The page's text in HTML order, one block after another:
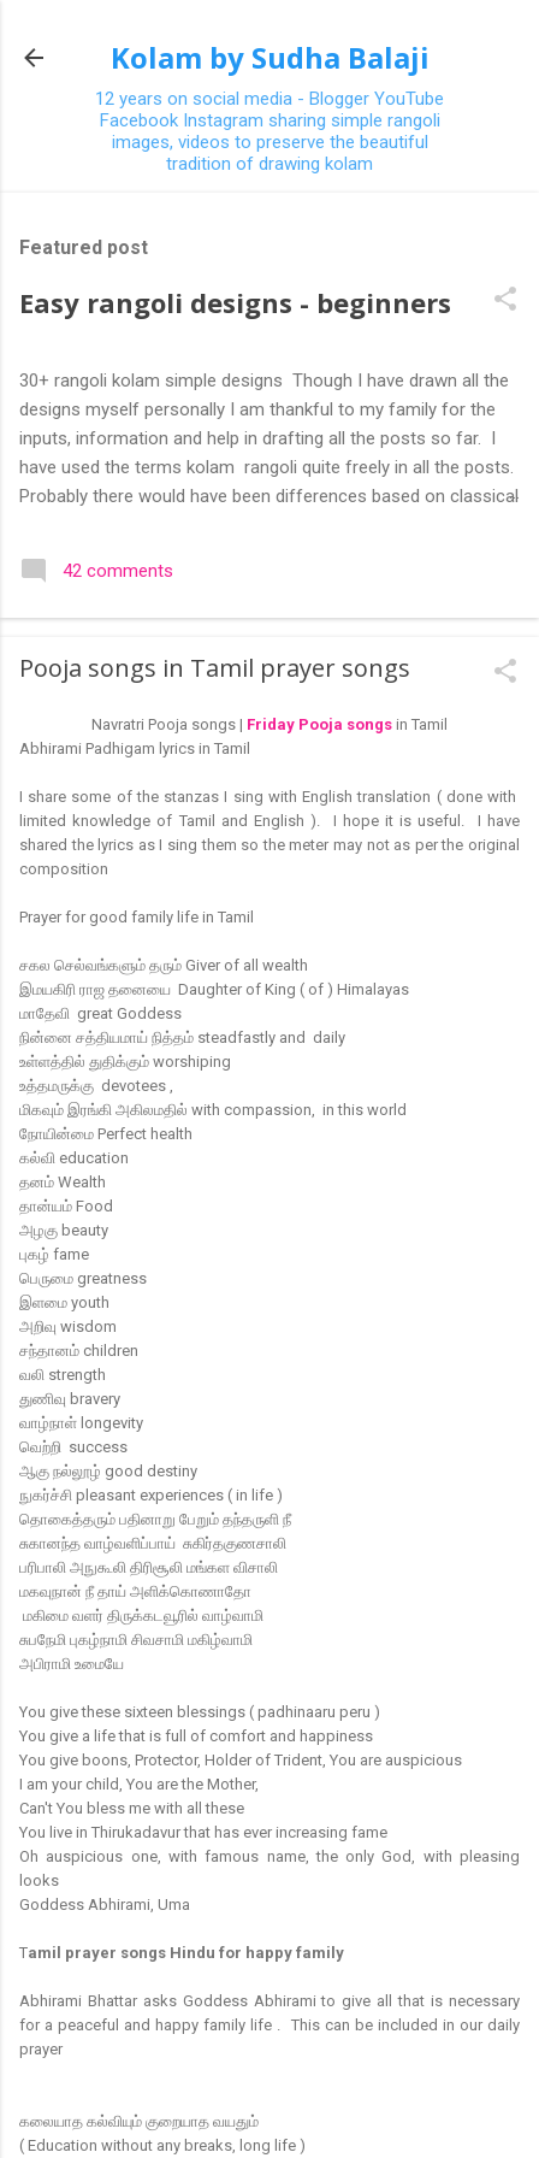
Kolam by Sudha Balaji
12 years on social media - Blogger YouTube
Facebook Instagram sharing simple rangoli
images, videos to preserve the beautiful
tradition of drawing kolam
Featured post
Easy rangoli designs - beginners
30+ rangoli kolam simple designs Though I have drawn all the
designs myself personally I am thankful to my family for the
inputs, information and help in drafting all the posts so far. I
have used the terms kolam rangoli quite freely in all the posts.
Probably there would have been differences based on classical
colourful like rangolis both in the free hand and dots type I find
that even the terms rangoli kolam and kolam rangoli are used
challenging and can be intricate. Rangoli is muggulu in Telugu
simple muggulu for beginners. This post may have answers
kutty rangoli /kolam designs The rangoli in the image below is
one of the basic designs that can be used for learning. Form
a star w...
42 comments
Pooja songs in Tamil prayer songs
Navratri Pooja songs | Friday Pooja songs in Tamil
Abhirami Padhigam lyrics in Tamil
I share some of the stanzas I sing with English translation ( done with
limited knowledge of Tamil and English ). I hope it is useful. I have
shared the lyrics as I sing them so the meter may not as per the original
composition
Prayer for good family life in Tamil
சகல செல்வங்களும் தரும் Giver of all wealth
இமயகிரி ராஜ தனையை Daughter of King ( of ) Himalayas
மாதேவி great Goddess
நின்னை சத்தியமாய் நித்தம் steadfastly and daily
உள்ளத்தில் துதிக்கும் worshiping
உத்தமருக்கு devotees ,
மிகவும் இரங்கி அகிலமதில் with compassion, in this world
நோயின்மை Perfect health
கல்வி education
தனம் Wealth
தான்யம் Food
அழகு beauty
புகழ் fame
பெருமை greatness
இளமை youth
அறிவு wisdom
சந்தானம் children
வலி strength
துணிவு bravery
வாழ்நாள் longevity
வெற்றி success
ஆகு நல்லூழ் good destiny
நுகர்ச்சி pleasant experiences ( in life )
தொகைத்தரும் பதினாறு பேறும் தந்தருளி நீ
சுகானந்த வாழ்வளிப்பாய் சுகிர்தகுணசாலி
பரிபாலி அநுகூலி திரிசூலி மங்கள விசாலி
மகவுநான் நீ தாய் அளிக்கொணாதோ
மகிமை வளர் திருக்கடவூரில் வாழ்வாமி
சுபநேமி புகழ்நாமி சிவசாமி மகிழ்வாமி
அபிராமி உமையே
You give these sixteen blessings ( padhinaaru peru )
You give a life that is full of comfort and happiness
You give boons, Protector, Holder of Trident, You are auspicious
I am your child, You are the Mother,
Can't You bless me with all these
You live in Thirukadavur that has ever increasing fame
Oh auspicious one, with famous name, the only God, with pleasing
looks
Goddess Abhirami, Uma
Tamil prayer songs Hindu for happy family
Abhirami Bhattar asks Goddess Abhirami to give all that is necessary
for a peaceful and happy family life . This can be included in our daily
prayer
கலையாத கல்வியும் குறையாத வயதும்
( Education without any breaks, long life )